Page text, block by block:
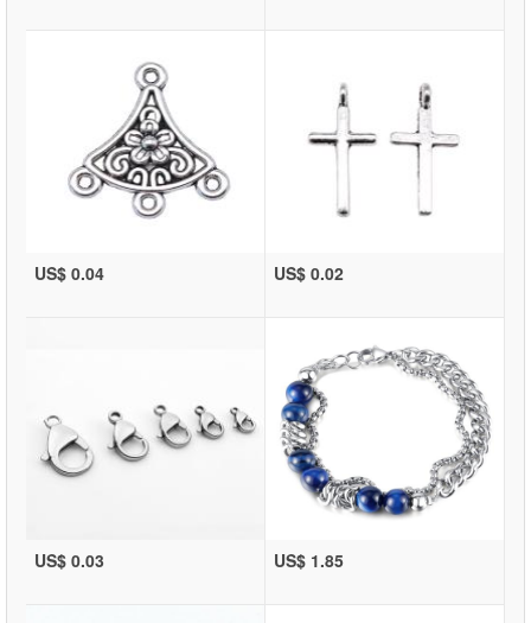
US$ 0.04 US$ 0.02
US$ 0.03 US$ 1.85